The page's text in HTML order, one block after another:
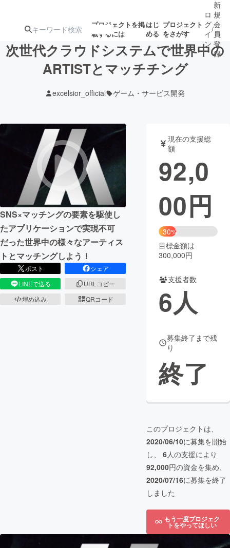
プロジェクトを掲
載するには
はじ
める
プロジェクト
をさがす
ターン
ジェクト
ロジェクト
されます
アート・写真 音楽
テクノロジー・ガジェット ゲーム・
映像・映画 書籍・雑誌
ビジネス・起業 チャレンジ
まちづくり・地域活性化
CAMPFIRE for Social Good
CAMPFIRE Creation
CAMPFIREふるさと納税
コミュニティ
ロ
グ
イ
ン
/
新
規
会
員
登
録
次世代クラウドシステムで世界中の
ARTISTとマッチチング
excelsior_official ゲーム・サービス開発
SNS×マッチングの要素を駆使し
たアプリケーションで実現不可
だった世界中の様々なアーティス
トとマッチングしよう！
ポスト
シェア
LINEで送る
URLコピー
埋め込み
QRコード
現在の支援総
額
92,0
00円
30%
目標金額は
300,000円
支援者数
6人
募集終了まで残
り
終了
このプロジェクトは、
2020/06/10に募集を開始
し、 6人の支援により
92,000円の資金を集め、
2020/07/16に募集を終了
しました
もう一度プロジェク
トをやってほしい